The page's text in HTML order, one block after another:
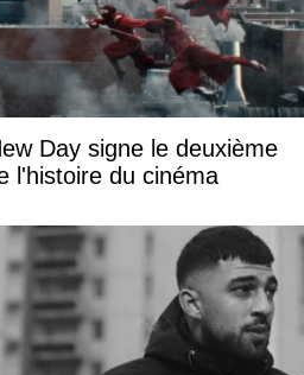
Day signe le deuxième
l'histoire du cinéma